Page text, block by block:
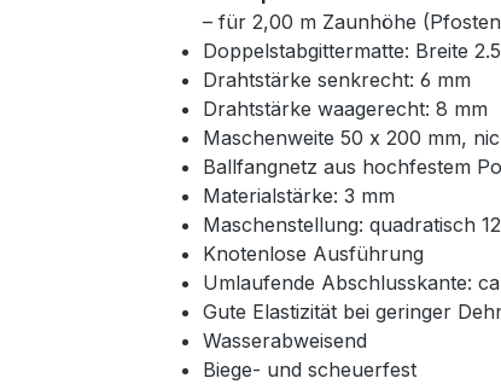
– für 2,00 m Zaunhöhe
Doppelstabgittermatte: Breite
Drahtstärke senkrecht: 6 mm
Drahtstärke waagerecht: 8 mm
Maschenweite 50 x 200 mm,
Ballfangnetz aus hochfestem
Materialstärke: 3 mm
Maschenstellung: quadratisch
Knotenlose Ausführung
Umlaufende Abschlusskante:
Gute Elastizität bei geringer
Wasserabweisend
Biege- und scheuerfest